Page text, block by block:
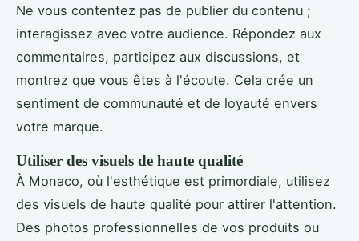
Ne vous contentez pas de publier du contenu ;
interagissez avec votre audience. Répondez aux
commentaires, participez aux discussions, et
montrez que vous êtes à l'écoute. Cela crée un
sentiment de communauté et de loyauté envers
votre marque.
Utiliser des visuels de haute qualité
À Monaco, où l'esthétique est primordiale, utilisez
des visuels de haute qualité pour attirer l'attention.
Des photos professionnelles de vos produits ou